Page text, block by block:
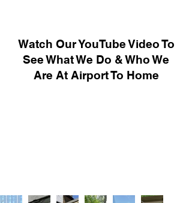
Watch Our YouTube Video To
See What We Do & Who We
Are At Airport To Home